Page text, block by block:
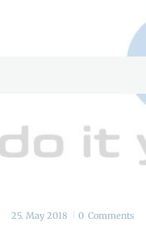
ANGEBOTE
INFOS &
NEWS
25. May 2018 0 Comments